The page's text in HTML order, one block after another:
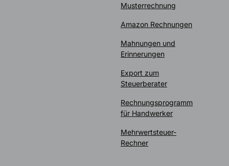
Musterrechnung
Amazon Rechnungen
Mahnungen und
Erinnerungen
Export zum
Steuerberater
Rechnungsprogramm
für Handwerker
Mehrwertsteuer-
Rechner